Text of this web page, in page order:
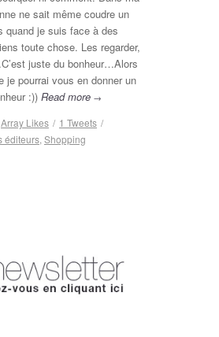
ne sait même coudre un
quand je suis face à des
toute chose. Les regarder,
juste du bonheur…Alors
je pourrai vous en donner un
:)) Read more →
Array Likes / 1 Tweets /
éditeurs, Shopping